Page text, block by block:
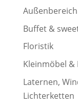
Außenbereich
Buffet &
Floristik
Kleinmöbel
Laternen,
Lichterketten